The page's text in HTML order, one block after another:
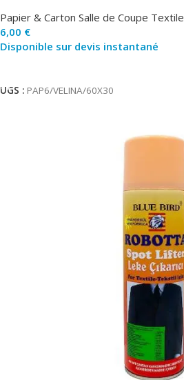
Papier & Carton Salle de Coupe Textile
6,00 €
Disponible sur devis instantané
UGS : PAP6/VELINA/60X30